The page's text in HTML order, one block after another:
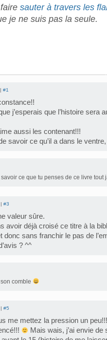
sauter à travers les
je ne suis pas la seule.
#1
j’esperais que l’histoire sera
aussi les contenant!!!
savoir ce qu’il a dans le
ce que tu penses de ce livre tout
#3
valeur sûre.
avoir déjà croisé ce titre à la
donc sans franchir le pas de
? ^^
comble
#5
me mettez la pression un
Mais wais, j’ai envie